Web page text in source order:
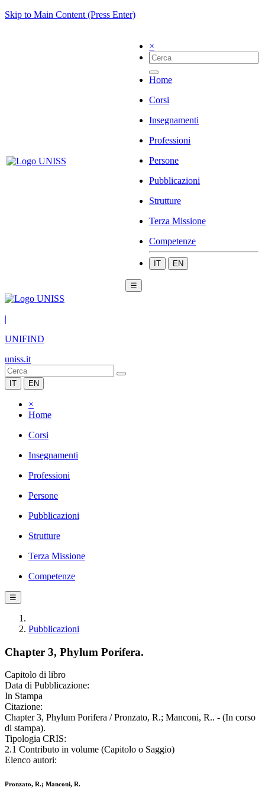
Skip to Main Content (Press Enter)
×
Home
Corsi
Insegnamenti
Professioni
Persone
Pubblicazioni
Strutture
Terza Missione
Competenze
IT EN
☰
|
UNIFIND
uniss.it
IT EN
×
Home
Corsi
Insegnamenti
Professioni
Persone
Pubblicazioni
Strutture
Terza Missione
Competenze
☰
Pubblicazioni
Chapter 3, Phylum Porifera.
Capitolo di libro
Data di Pubblicazione:
In Stampa
Citazione:
Chapter 3, Phylum Porifera / Pronzato, R.; Manconi, R.. - (In corso
di stampa).
Tipologia CRIS:
2.1 Contributo in volume (Capitolo o Saggio)
Elenco autori:
Pronzato, R.; Manconi, R.